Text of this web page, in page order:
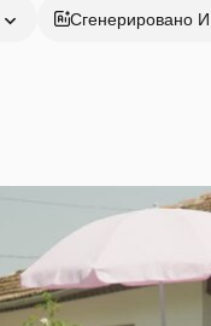
Сгенерировано